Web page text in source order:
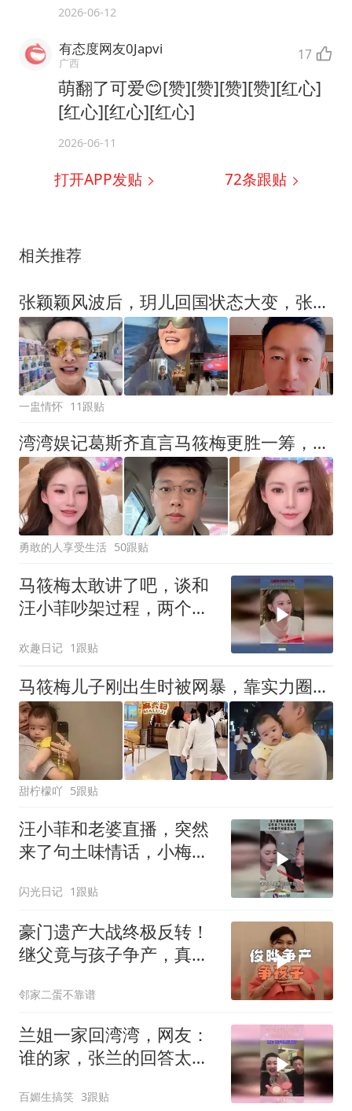
2026-06-12
有态度网友0Japvi
广西 17
萌翻了可爱😊[赞][赞][赞][赞][红心]
[红心][红心][红心]
2026-06-11
打开APP发贴 72条跟贴
相关推荐
张颖颖风波后，玥儿回国状态大变，张兰曝接班人猛料，小S表态
一盅情怀 11跟贴
湾湾娱记葛斯齐直言马筱梅更胜一筹，提醒汪小菲月底协商别吃亏
勇敢的人享受生活 50跟贴
马筱梅太敢讲了吧，谈和
汪小菲吵架过程，两个人
欢趣日记 1跟贴
马筱梅儿子刚出生时被网暴，靠实力圈粉舆论反转，小梅态度很通透
甜柠檬吖 5跟贴
汪小菲和老婆直播，突然
来了句土味情话，小梅都
闪光日记 1跟贴
豪门遗产大战终极反转！
继父竟与孩子争产，真相
邻家二蛋不靠谱
兰姐一家回湾湾，网友：
谁的家，张兰的回答太巧
百媚生搞笑 3跟贴